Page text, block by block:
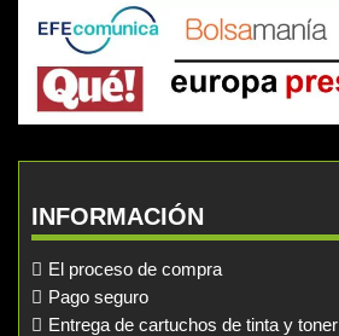
INFORMACIÓN
El proceso de compra
Pago seguro
Entrega de cartuchos de tinta y toner